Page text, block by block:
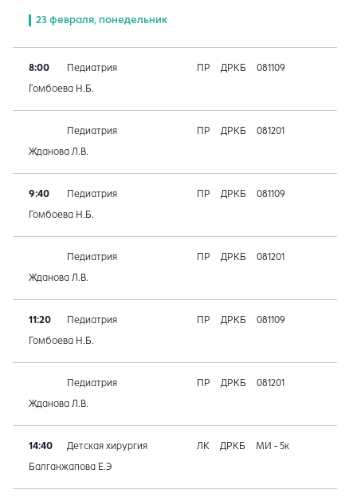
23 февраля, понедельник
8:00 Педиатрия ПР ДРКБ 081109
Гомбоева Н.Б.
Педиатрия ПР ДРКБ 081201
Жданова Л.В.
9:40 Педиатрия ПР ДРКБ 081109
Гомбоева Н.Б.
Педиатрия ПР ДРКБ 081201
Жданова Л.В.
11:20 Педиатрия ПР ДРКБ 081109
Гомбоева Н.Б.
Педиатрия ПР ДРКБ 081201
Жданова Л.В.
14:40 Детская хирургия ЛК ДРКБ МИ - 5к
Балганжапова Е.Э